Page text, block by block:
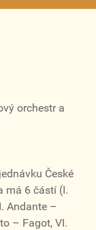
orchestr a
České
má 6 částí (I.
Andante –
– Fagot, VI.